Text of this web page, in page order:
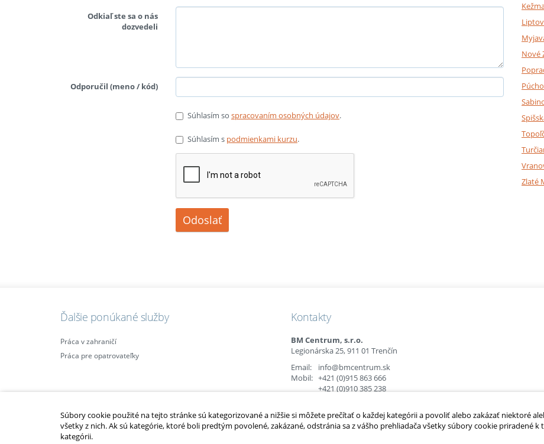
Odkiaľ ste sa o nás
dozvedeli
Odporučil (meno / kód)
Súhlasím so spracovaním osobných údajov.
Súhlasím s podmienkami kurzu.
Odoslať
Nové
Zlaté
Ďalšie ponúkané služby
Práca v zahraničí
Práca pre opatrovateľky
Kontakty
BM Centrum, s.r.o.
Legionárska 25, 911 01 Trenčín
Email:
info@bmcentrum.sk
Mobil: +421 (0)915 863 666
+421 (0)910 385 238
2010 – 2014 © Copyright
Súbory cookie použité na tejto stránke sú kategorizované a nižšie si môžete prečítať o každej kategórii a povoliť alebo zakázať niektoré
všetky z nich. Ak sú kategórie, ktoré boli predtým povolené, zakázané, odstránia sa z vášho prehliadača všetky súbory cookie priradené k
kategórii.